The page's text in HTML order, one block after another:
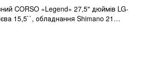
CORSO «Legend» 27,5" дюймів LG-
15,5``, обладнання Shimano 21
75